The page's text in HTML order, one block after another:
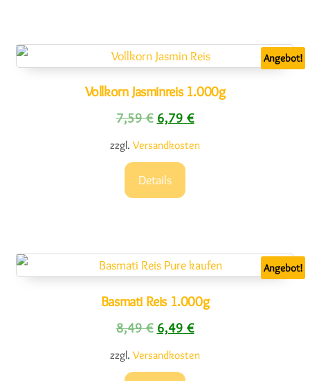
Angebot!
Vollkorn Jasminreis 1.000g
7,59€ Ursprünglicher Preis war:
6,79 €Aktueller Preis ist:
zzgl. Versandkosten
Details
Angebot!
Basmati Reis 1.000g
8,49€ Ursprünglicher Preis war:
6,49 €Aktueller Preis ist:
zzgl. Versandkosten